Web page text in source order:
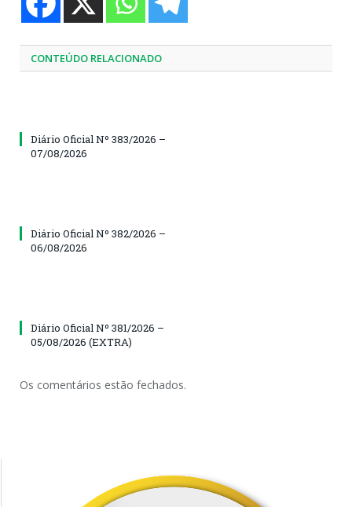
CONTEÚDO RELACIONADO
Diário Oficial Nº 383/2026 –
07/08/2026
Diário Oficial Nº 382/2026 –
06/08/2026
Diário Oficial Nº 381/2026 –
05/08/2026 (EXTRA)
Os comentários estão fechados.